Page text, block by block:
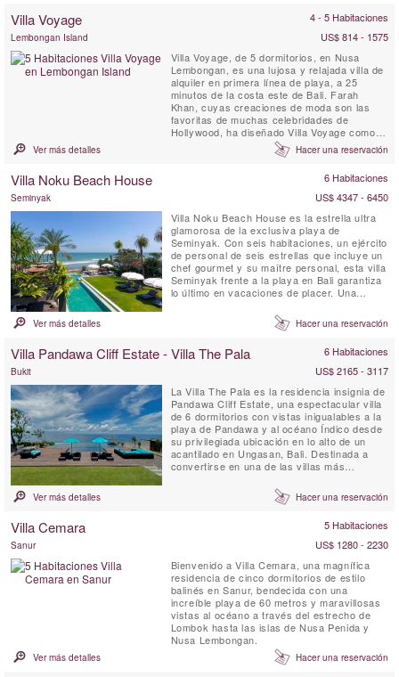
Villa Voyage 4 - 5 Habitaciones
Lembongan Island
US$ 814 - 1575
Villa Voyage, de 5 dormitorios, en Nusa
Lembongan, es una lujosa y relajada villa de
alquiler en primera línea de playa, a 25
minutos de la costa este de Bali. Farah
Khan, cuyas creaciones de moda son las
favoritas de muchas celebridades de
Hollywood, ha diseñado Villa Voyage como
una lujosa morada para los pies descalzos,
manteniendo al mismo tiempo el encanto del
coco, el bambú, el techo de paja de alang-
alang y las lámparas de madera ...
Ver más detalles Hacer una reservación
Villa Noku Beach House 6 Habitaciones
Seminyak
US$ 4347 - 6450
Villa Noku Beach House es la estrella ultra
glamorosa de la exclusiva playa de
Seminyak. Con seis habitaciones, un ejército
de personal de seis estrellas que incluye un
chef gourmet y su maître personal, esta villa
Seminyak frente a la playa en Bali garantiza
lo último en vacaciones de placer. Una
terrazas cubiertas, un spa con piscina
profunda más amplios jardines tropicales y
océano flanquean la ...
Ver más detalles Hacer una reservación
Villa Pandawa Cliff Estate - Villa The Pala 6 Habitaciones
Bukit
US$ 2165 - 3117
La Villa The Pala es la residencia insignia de
Pandawa Cliff Estate, una espectacular villa
de 6 dormitorios con vistas inigualables a la
playa de Pandawa y al océano Índico desde
su privilegiada ubicación en lo alto de un
acantilado en Ungasan, Bali. Destinada a
convertirse en una de las villas más
tanto para bodas grandiosas como para
unas vacaciones familiares inolvidables o
Ver más detalles Hacer una reservación
Villa Cemara 5 Habitaciones
Sanur
US$ 1280 - 2230
Bienvenido a Villa Cemara, una magnífica
residencia de cinco dormitorios de estilo
balinés en Sanur, bendecida con una
increíble playa de 60 metros y maravillosas
vistas al océano a través del estrecho de
Lombok hasta las islas de Nusa Penida y
Nusa Lembongan.
Ver más detalles Hacer una reservación